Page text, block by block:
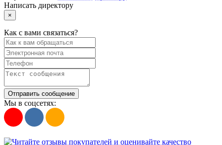
Написать директору
×
Как с вами связаться?
Отправить сообщение
Мы в соцсетях: